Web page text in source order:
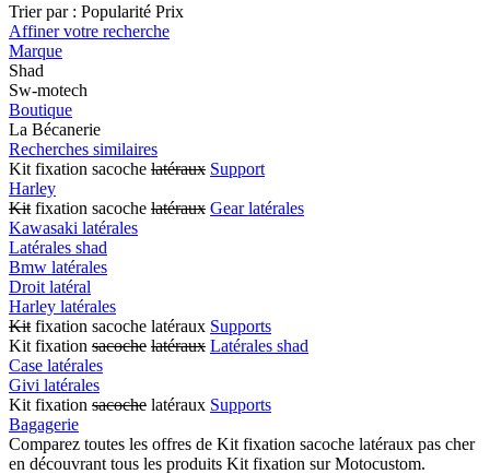
Trier par : Popularité Prix
Affiner votre recherche
Marque
Shad
Sw-motech
Boutique
La Bécanerie
Recherches similaires
Kit fixation sacoche latéraux Support
Harley
Kit fixation sacoche latéraux Gear latérales
Kawasaki latérales
Latérales shad
Bmw latérales
Droit latéral
Harley latérales
Kit fixation sacoche latéraux Supports
Kit fixation sacoche latéraux Latérales shad
Case latérales
Givi latérales
Kit fixation sacoche latéraux Supports
Bagagerie
Comparez toutes les offres de Kit fixation sacoche latéraux pas cher
en découvrant tous les produits Kit fixation sur Motocustom.